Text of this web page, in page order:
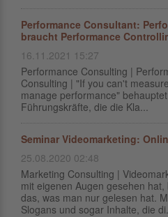
Performance Consultant:
braucht Performance
16.11.2021 15:27
Performance Consulting |
Consulting | "If you can't
manage performance"
Führungskräfte, die die Kla...
Seminar Videomarketing:
25.08.2020 02:48
Marketing Consulting |
mit eigenen Augen gesehen
das, was man nur gelesen hat.
Slogans und sogar Inhalte, die